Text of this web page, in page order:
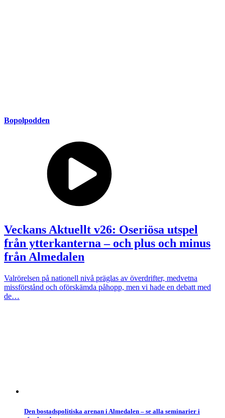
Bopolpodden
Veckans Aktuellt v26: Oseriösa utspel
från ytterkanterna – och plus och minus
från Almedalen
Valrörelsen på nationell nivå präglas av överdrifter, medvetna
missförstånd och oförskämda påhopp, men vi hade en debatt med
de…
Den bostadspolitiska arenan i Almedalen – se alla seminarier i